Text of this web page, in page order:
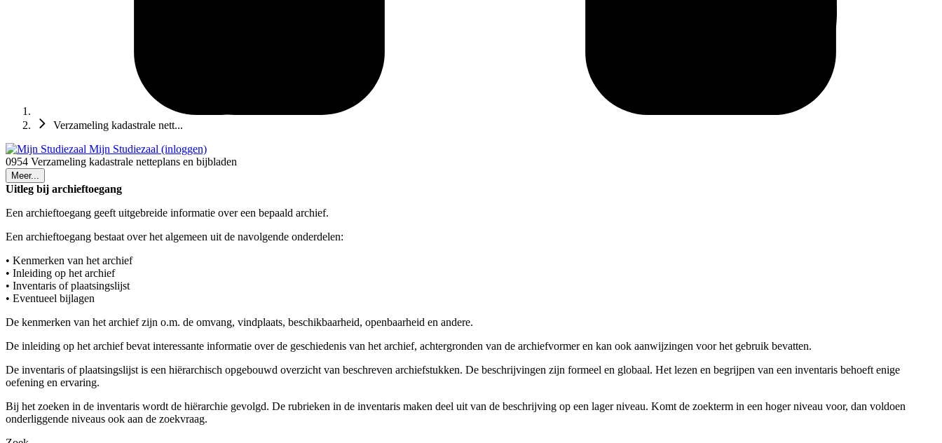
Verzameling kadastrale nett...
Mijn Studiezaal (inloggen)
0954 Verzameling kadastrale netteplans en bijbladen
Meer...
Uitleg bij archieftoegang
Een archieftoegang geeft uitgebreide informatie over een bepaald archief.
Een archieftoegang bestaat over het algemeen uit de navolgende onderdelen:
• Kenmerken van het archief
• Inleiding op het archief
• Inventaris of plaatsingslijst
• Eventueel bijlagen
De kenmerken van het archief zijn o.m. de omvang, vindplaats, beschikbaarheid, openbaarheid en andere.
De inleiding op het archief bevat interessante informatie over de geschiedenis van het archief, achtergronden van de archiefvormer en kan ook aanwijzingen voor het gebruik bevatten.
De inventaris of plaatsingslijst is een hiërarchisch opgebouwd overzicht van beschreven archiefstukken. De beschrijvingen zijn formeel en globaal. Het lezen en begrijpen van een inventaris behoeft enige
oefening en ervaring.
Bij het zoeken in de inventaris wordt de hiërarchie gevolgd. De rubrieken in de inventaris maken deel uit van de beschrijving op een lager niveau. Komt de zoekterm in een hoger niveau voor, dan voldoen
onderliggende niveaus ook aan de zoekvraag.